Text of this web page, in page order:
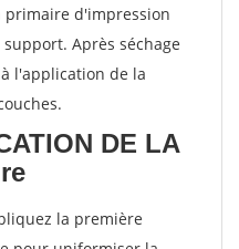
d'impression
Après séchage
l'application de la
DE LA
la première